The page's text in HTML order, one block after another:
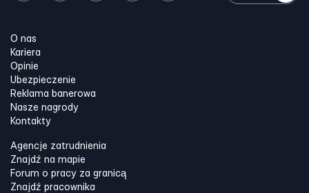
O nas
Kariera
Opinie
Ubezpieczenie
Reklama banerowa
Nasze nagrody
Kontakty
Agencje zatrudnienia
Znajdź na mapie
Forum o pracy za granicą
Znajdź pracownika